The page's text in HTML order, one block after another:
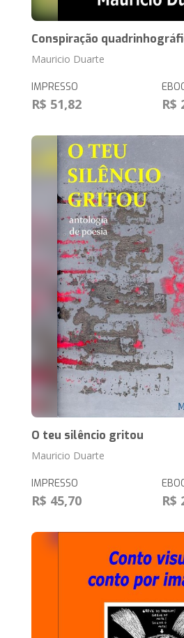
Conspiração
Mauricio Duarte
IMPRESSO
R$ 51,82 R$
O teu silêncio gritou
Mauricio Duarte
IMPRESSO
R$ 45,70 R$